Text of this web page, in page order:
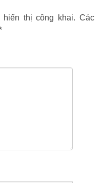
thị công khai. Các